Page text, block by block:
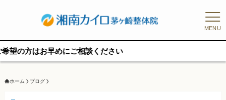
MENU
めにご相談ください
ホーム ブログ